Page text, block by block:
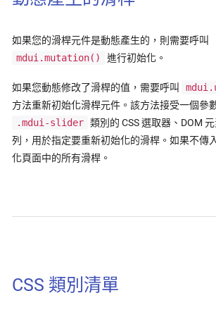
如果您的滑桿元件是動態產生的，則需要呼叫
mdui.mutation()
進行初始化。
如果您動態修改了滑桿的值，需要呼叫
方法重新初始化滑桿元件。該方法接受一個參
.mdui-slider 類別的 CSS 選取器、DOM
列，用於指定要重新初始化的滑桿。如果不傳
化頁面中的所有滑桿。
CSS 類別清單